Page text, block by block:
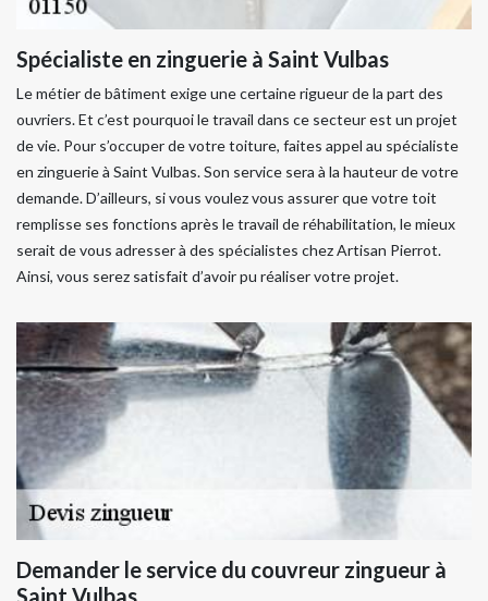
Spécialiste en zinguerie à Saint Vulbas
Le métier de bâtiment exige une certaine rigueur de la part des
ouvriers. Et c’est pourquoi le travail dans ce secteur est un projet
de vie. Pour s’occuper de votre toiture, faites appel au spécialiste
en zinguerie à Saint Vulbas. Son service sera à la hauteur de votre
demande. D’ailleurs, si vous voulez vous assurer que votre toit
remplisse ses fonctions après le travail de réhabilitation, le mieux
serait de vous adresser à des spécialistes chez Artisan Pierrot.
Ainsi, vous serez satisfait d’avoir pu réaliser votre projet.
Demander le service du couvreur zingueur à
Saint Vulbas